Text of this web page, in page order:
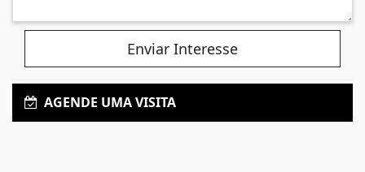
Enviar Interesse
AGENDE UMA VISITA